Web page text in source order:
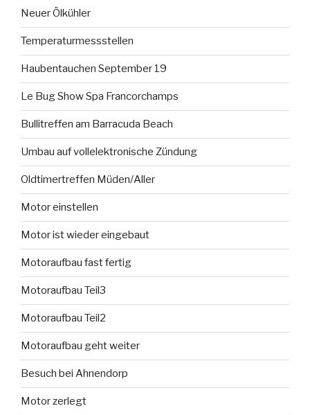
Neuer Ölkühler
Temperaturmessstellen
Haubentauchen September 19
Le Bug Show Spa Francorchamps
Bullitreffen am Barracuda Beach
Umbau auf vollelektronische Zündung
Oldtimertreffen Müden/Aller
Motor einstellen
Motor ist wieder eingebaut
Motoraufbau fast fertig
Motoraufbau Teil3
Motoraufbau Teil2
Motoraufbau geht weiter
Besuch bei Ahnendorp
Motor zerlegt